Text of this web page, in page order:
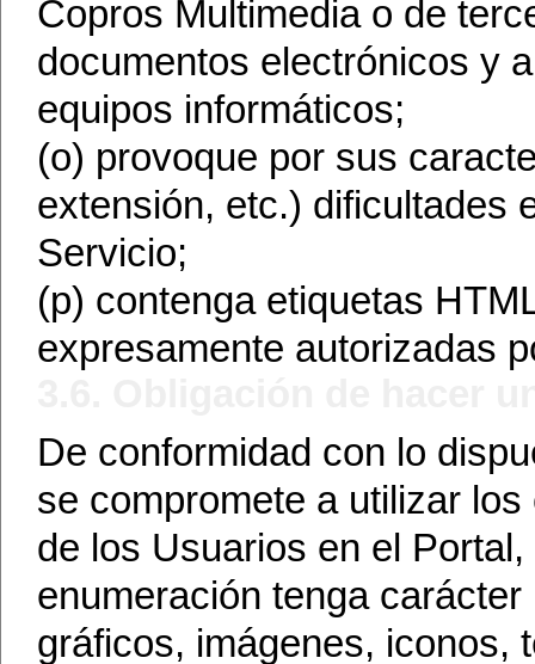
Copros Multimedia o de
documentos electrónicos y
equipos informáticos;
(o) provoque por sus
extensión, etc.) dificultades
Servicio;
(p) contenga etiquetas
expresamente autorizadas
De conformidad con lo
se compromete a utilizar
de los Usuarios en el
enumeración tenga
gráficos, imágenes, iconos,